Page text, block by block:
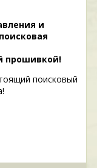
и
прошивкой!
поисковый